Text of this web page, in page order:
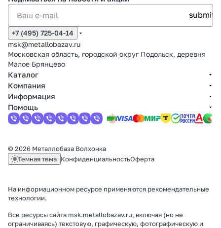
+7 (495) 725-04-14
msk@metallobazav.ru
Московская область, городской округ Подольск, деревня
Малое Брянцево
Каталог
Компания
Информация
Помощь
© 2026 Металлобаза Волхонка
Темная тема КонфиденциальностьОферта
На информационном ресурсе применяются рекомендательные
технологии.
Все ресурсы сайта msk.metallobazav.ru, включая (но не
ограничиваясь) текстовую, графическую, фотографическую и